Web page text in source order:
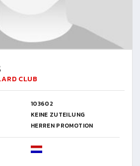
CLUB
103602
KEINE ZUTEILUNG
HERREN PROMOTION